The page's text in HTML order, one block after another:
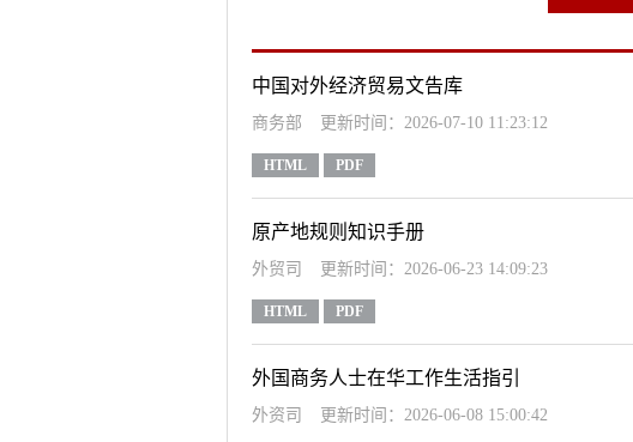
中国对外经济贸易文告库
商务部 更新时间：2026-07-10 11:23:12
HTML PDF
原产地规则知识手册
外贸司 更新时间：2026-06-23 14:09:23
HTML PDF
外国商务人士在华工作生活指引
外资司 更新时间：2026-06-08 15:00:42